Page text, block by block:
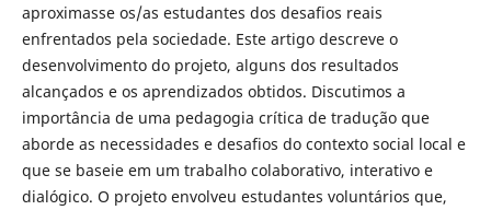
aproximasse os/as estudantes dos desafios reais
enfrentados pela sociedade. Este artigo descreve o
desenvolvimento do projeto, alguns dos resultados
alcançados e os aprendizados obtidos. Discutimos a
importância de uma pedagogia crítica de tradução que
aborde as necessidades e desafios do contexto social local e
que se baseie em um trabalho colaborativo, interativo e
dialógico. O projeto envolveu estudantes voluntários que,